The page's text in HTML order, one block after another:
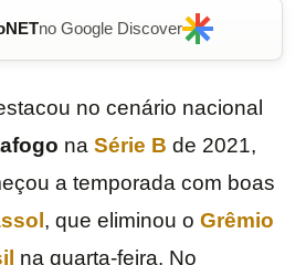
no Google Discover
no cenário nacional
na Série B de 2021,
a temporada com boas
, que eliminou o Grêmio
na quarta-feira. No